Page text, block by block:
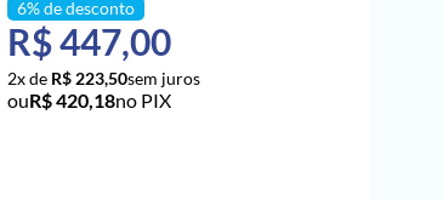
R$ 420,18no PIX
R$ 447,00
2x de R$ 223,50